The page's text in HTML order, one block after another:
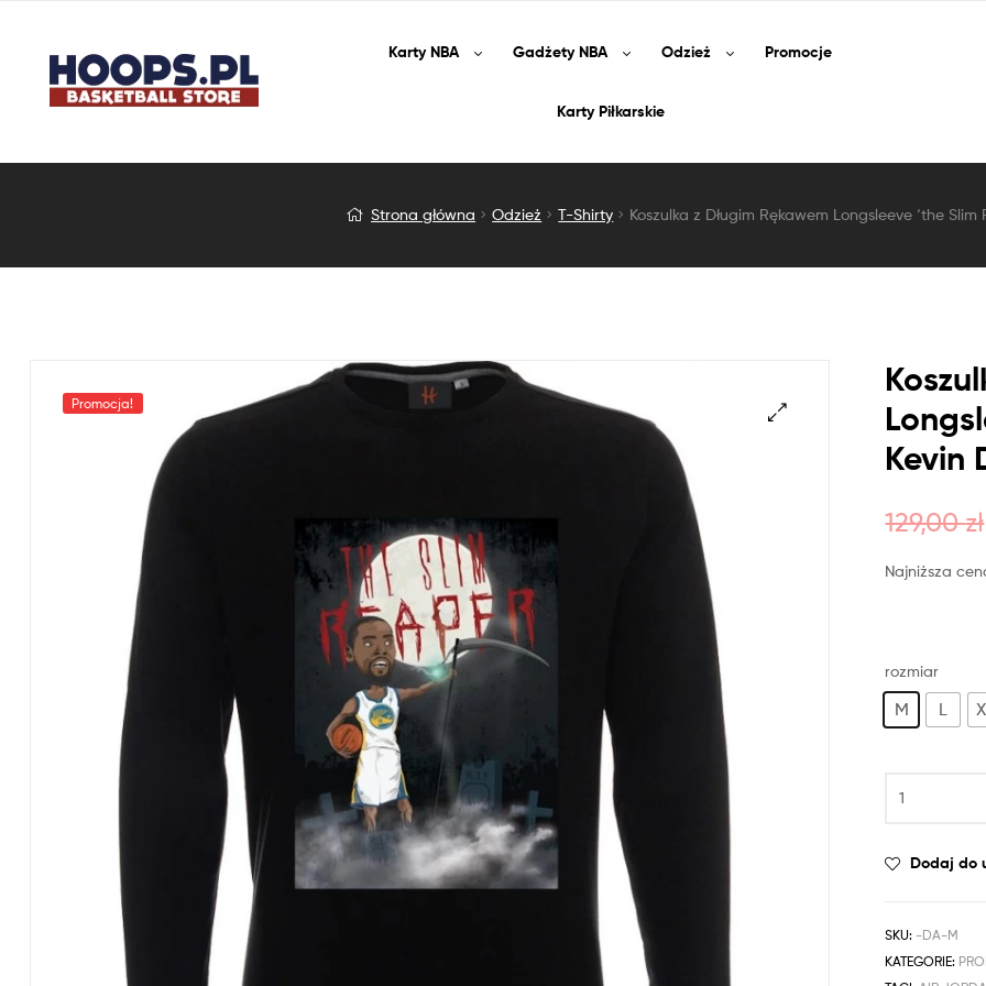
KartyNBA GadżetyNBA Odzież Promocje
Karty Piłkarskie
z
Longsleeve
Reaper’
Durant
Strona główna Odzież T-Shirty Koszulka z Długim Rękawem Longsleeve ‘the
Promocja!
Kevin
129,00zł
Najniższa
rozmiar
M L
Dodaj do
SKU: -DA-M
KATEGORIE: